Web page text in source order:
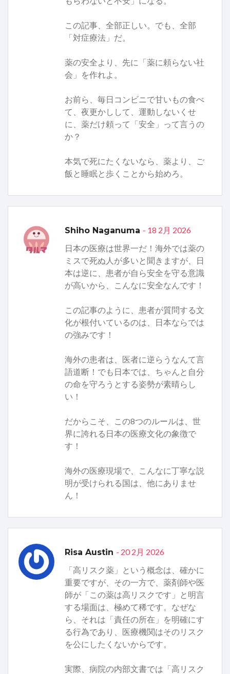
この記事、全部正しい。でも、全部
「対症療法」だ。
薬の安全より、先に「薬に頼らない社
会」を作れよ。
お前ら、毎日コンビニで甘いもの食べ
て、夜更かしして、運動しないくせ
に、薬だけ頼って「安全」って言うの
か？
本気で死にたくないなら、薬より、ご
飯と睡眠と歩くことから始めろ。
Shiho Naganuma - 18 2月 2026
日本の医療は世界一だ！海外では薬の
ミスで死ぬ人が多いと聞きますが、日
本は逆に、患者が自ら安全を守る意識
が高いから、こんなに安全なんです！
この記事のように、患者が質問する文
化が根付いているのは、日本ならでは
の強みです！
海外の患者は、医者に逆らうなんて言
語道断！でも日本では、ちゃんと自分
の命を守ろうとする姿勢が素晴らし
い！
だからこそ、この8つのルールは、世
界に誇れる日本の医療文化の象徴で
す！
海外の医療現場で、こんなに丁寧な説
明が受けられる国は、他にありませ
ん！
Risa Austin - 20 2月 2026
「高リスク薬」という概念は、確かに
重要ですが、その一方で、薬剤師や医
師が「この薬は高リスクです」と明言
する場面は、極めて稀です。なぜな
ら、それは「責任の所在」を明確にす
る行為であり、医療機関はそのリスク
を公にしたくないからです。
実際、病院の内部文書では「高リスク